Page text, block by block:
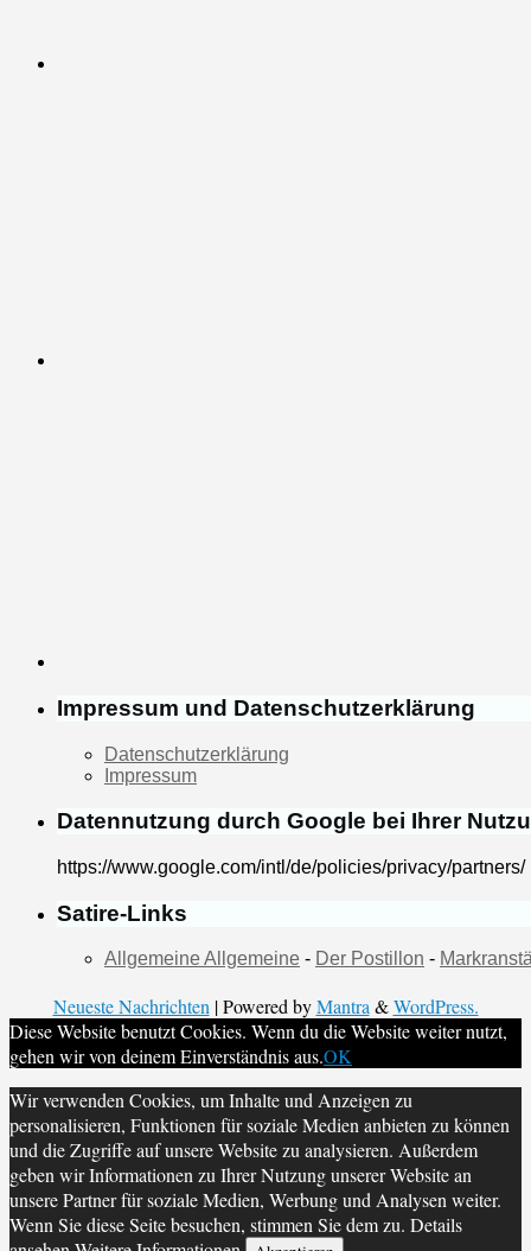
Impressum und Datenschutzerklärung
Datenschutzerklärung
Impressum
Datennutzung durch Google bei Ihrer
https://www.google.com/intl/de/policies/privacy/partners/
Satire-Links
Allgemeine Allgemeine - Der Postillon -
Neueste Nachrichten| Powered byMantra&WordPress.
Diese Website benutzt Cookies. Wenn du die Website weiter nutzt,
gehen wir von deinem Einverständnis aus.OK
Wir verwenden Cookies, um Inhalte und Anzeigen zu
personalisieren, Funktionen für soziale Medien anbieten zu können
und die Zugriffe auf unsere Website zu analysieren. Außerdem
geben wir Informationen zu Ihrer Nutzung unserer Website an
unsere Partner für soziale Medien, Werbung und Analysen weiter.
Wenn Sie diese Seite besuchen, stimmen Sie dem zu. Details